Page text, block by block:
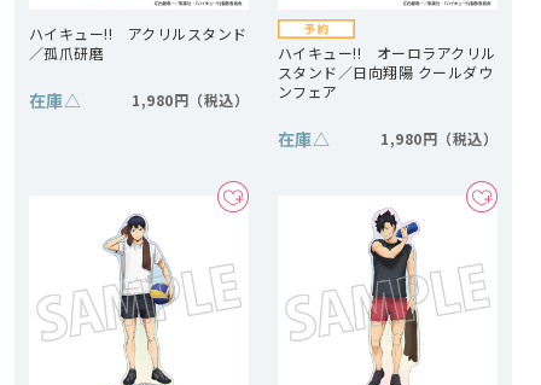
ハイキュー!! アクリルスタンド
／孤爪研磨
在庫△ 1,980円
ハイキュー!! オーロラアクリル
スタンド／日向翔陽 クールダウ
ンフェア
在庫△ 1,980円